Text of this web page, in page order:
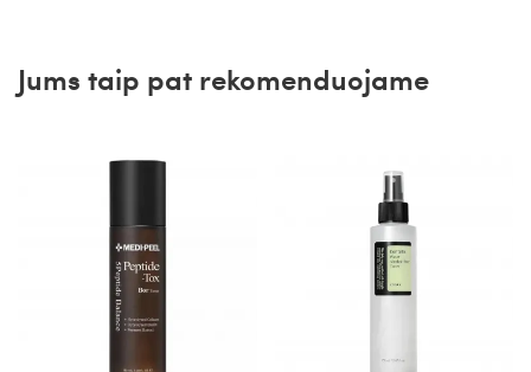
Jums taip pat rekomenduojame